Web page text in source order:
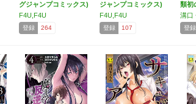
グジャンプコミックス)
F4U,F4U
登録 264
ジャンプコミックス)
F4U,F4U
登録 107
類初
溝口
登録